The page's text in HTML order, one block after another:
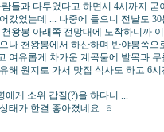
들과 다투었다고 하면서 4시까지 굳
갔었는데 ... 나중에 들으니 전날도
왕봉 아래쪽 전망대에 도착하니까
나 천왕봉에서 하산하며 반야봉쪽
여유롭게 차가운 계곡물에 발목과
해 원지로 가서 맛집 식사도 하고 6
에게 소위 갑질(?)을 하다니 ...
가 한결 좋아졌네요..ㅎ